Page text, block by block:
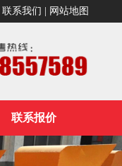
联系我们 网站地图
联系报价